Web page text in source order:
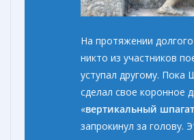
На протяжении
никто из участников
уступал другому. Пока
сделал свое коронное
«вертикальный шпагат
запрокинул за голову.